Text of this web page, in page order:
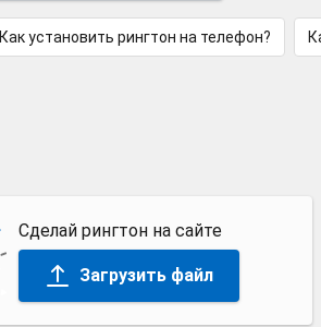
Как установить рингтон на телефон?
Сделай рингтон на сайте
Загрузить файл